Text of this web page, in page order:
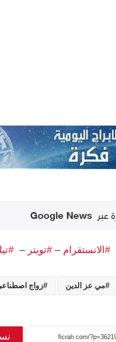
#الانستقرام – #تويتر –
مي عز الدين زواج